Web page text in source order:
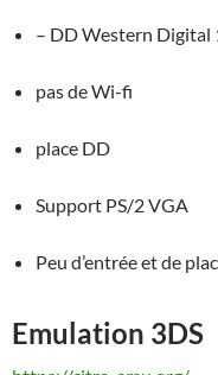
– DD Western Digital
pas de Wi-fi
place DD
Support PS/2 VGA
Peu d’entrée et de
Emulation 3DS